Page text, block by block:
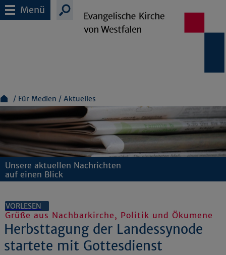
Menü
Für Medien Aktuelles
Unsere aktuellen Nachrichten
auf einen Blick
VORLESEN
Grüße aus Nachbarkirche, Politik und Ökumene
Herbsttagung der Landessynode
startete mit Gottesdienst